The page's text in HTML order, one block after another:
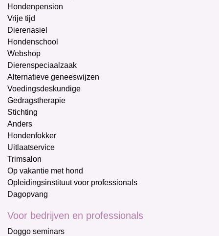
Hondenpension
Vrije tijd
Dierenasiel
Hondenschool
Webshop
Dierenspeciaalzaak
Alternatieve geneeswijzen
Voedingsdeskundige
Gedragstherapie
Stichting
Anders
Hondenfokker
Uitlaatservice
Trimsalon
Op vakantie met hond
Opleidingsinstituut voor professionals
Dagopvang
Voor bedrijven en professionals
Doggo seminars